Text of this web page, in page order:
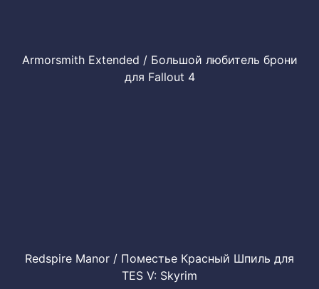
Armorsmith Extended / Большой любитель брони
для Fallout 4
Redspire Manor / Поместье Красный Шпиль для
TES V: Skyrim